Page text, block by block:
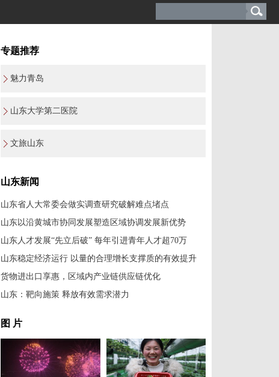
专题推荐
魅力青岛
山东大学第二医院
文旅山东
山东新闻
山东省人大常委会做实调查研究破解难点堵点
山东以沿黄城市协同发展塑造区域协调发展新优势
山东人才发展“先立后破” 每年引进青年人才超70万
山东稳定经济运行 以量的合理增长支撑质的有效提升
货物进出口享惠，区域内产业链供应链优化
山东：靶向施策 释放有效需求潜力
图 片